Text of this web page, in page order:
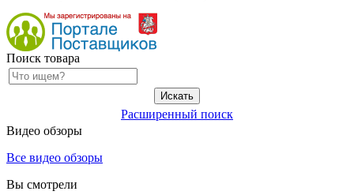
Поиск товара
Расширенный поиск
Видео обзоры
Все видео обзоры
Вы смотрели